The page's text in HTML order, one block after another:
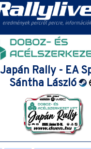
Rally - EA
Sántha László